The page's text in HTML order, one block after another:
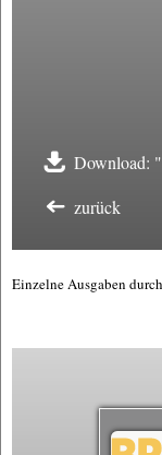
Download:
zurück
Einzelne Ausgaben